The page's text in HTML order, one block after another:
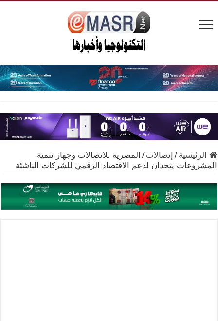
الرئيسية / إتصالات / المصرية للاتصالات وجهاز تنمية
المشروعات يتحدان لدعم الاقتصاد الرقمي للشركات الناشئة